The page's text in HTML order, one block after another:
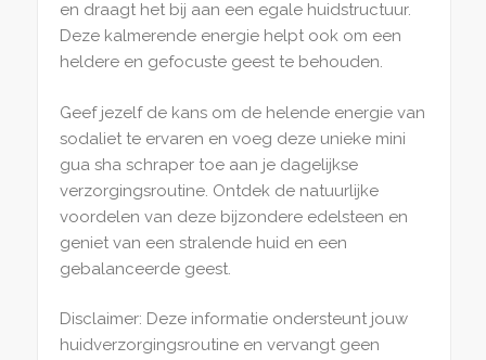
en draagt het bij aan een egale huidstructuur.
Deze kalmerende energie helpt ook om een
heldere en gefocuste geest te behouden.
Geef jezelf de kans om de helende energie van
sodaliet te ervaren en voeg deze unieke mini
gua sha schraper toe aan je dagelijkse
verzorgingsroutine. Ontdek de natuurlijke
voordelen van deze bijzondere edelsteen en
geniet van een stralende huid en een
gebalanceerde geest.
Disclaimer: Deze informatie ondersteunt jouw
huidverzorgingsroutine en vervangt geen